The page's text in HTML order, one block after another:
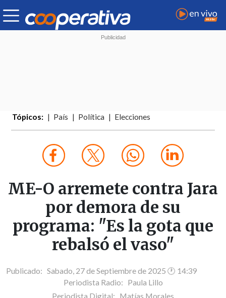
Tópicos: País Política Elecciones
ME-O arremete contra Jara
por demora de su
programa: "Es la gota que
rebalsó el vaso"
Publicado: Sabado, 27 de Septiembre de 2025 🕐 14:39
Periodista Radio: Paula Lillo
Periodista Digital: Matías Morales